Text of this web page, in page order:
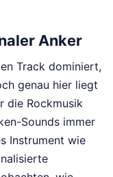
Anker
Track dominiert,
genau hier liegt
die Rockmusik
Sounds immer
Instrument wie